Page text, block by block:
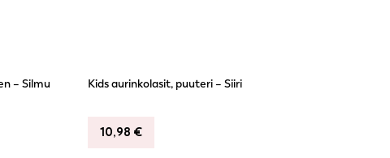
– Silmu
Kids aurinkolasit, puuteri – Siiri
10,98 €